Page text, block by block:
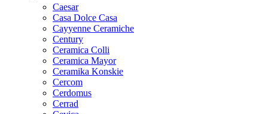
Caesar
Casa Dolce Casa
Cayyenne Ceramiche
Century
Ceramica Colli
Ceramica Mayor
Ceramika Konskie
Cercom
Cerdomus
Cerrad